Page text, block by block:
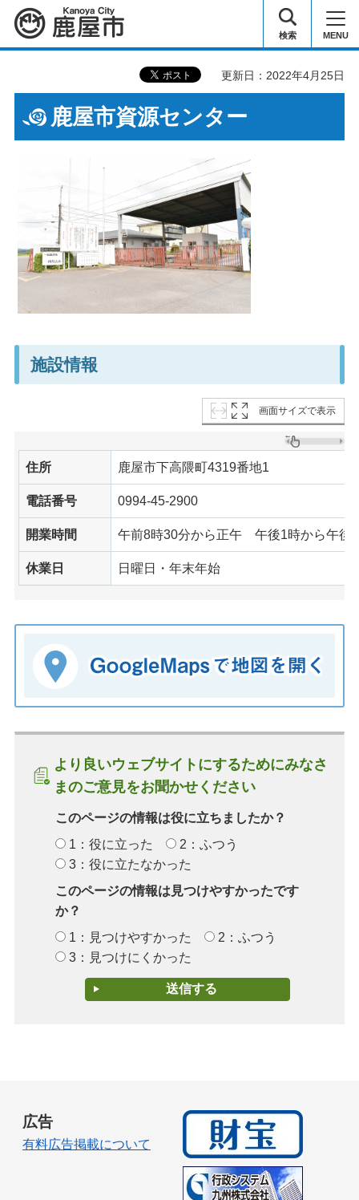
鹿屋市 検索 MENU
更新日：2022年4月25日
鹿屋市資源センター
施設情報
画面サイズで表示
住所 鹿屋市下高隈町4319番地1
電話番号 0994-45-2900
開業時間 午前8時30分から正午 午後1時から午後
休業日 日曜日・年末年始
より良いウェブサイトにするためにみなさ
まのご意見をお聞かせください
このページの情報は役に立ちましたか？
1：役に立った
2：ふつう
3：役に立たなかった
このページの情報は見つけやすかったです
か？
1：見つけやすかった
2：ふつう
3：見つけにくかった
広告
有料広告掲載について